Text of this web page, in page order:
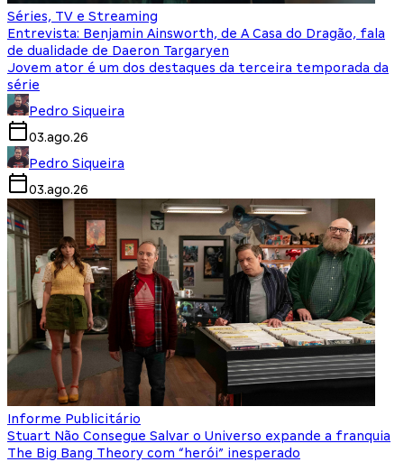
Séries, TV e Streaming
Entrevista: Benjamin Ainsworth, de A Casa do Dragão, fala
de dualidade de Daeron Targaryen
Jovem ator é um dos destaques da terceira temporada da
série
Pedro Siqueira
03.ago.26
Pedro Siqueira
03.ago.26
Informe Publicitário
Stuart Não Consegue Salvar o Universo expande a franquia
The Big Bang Theory com “herói” inesperado